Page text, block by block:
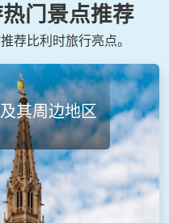
门景点推荐
荐比利时旅行亮点。
其周边地区